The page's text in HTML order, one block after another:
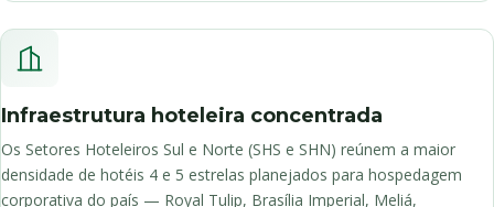
Infraestrutura hoteleira concentrada
Os Setores Hoteleiros Sul e Norte (SHS e SHN) reúnem a maior
densidade de hotéis 4 e 5 estrelas planejados para hospedagem
corporativa do país — Royal Tulip, Brasília Imperial, Meliá,